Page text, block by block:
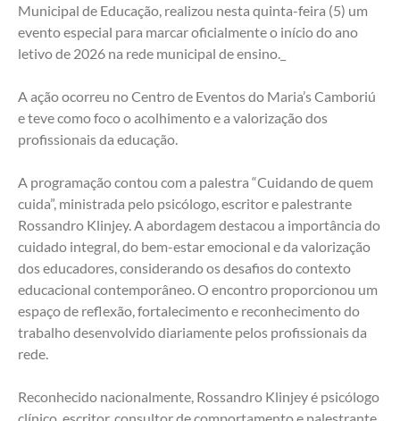
Municipal de Educação, realizou nesta quinta-feira (5) um
evento especial para marcar oficialmente o início do ano
letivo de 2026 na rede municipal de ensino._
A ação ocorreu no Centro de Eventos do Maria’s Camboriú
e teve como foco o acolhimento e a valorização dos
profissionais da educação.
A programação contou com a palestra “Cuidando de quem
cuida”, ministrada pelo psicólogo, escritor e palestrante
Rossandro Klinjey. A abordagem destacou a importância do
cuidado integral, do bem-estar emocional e da valorização
dos educadores, considerando os desafios do contexto
educacional contemporâneo. O encontro proporcionou um
espaço de reflexão, fortalecimento e reconhecimento do
trabalho desenvolvido diariamente pelos profissionais da
rede.
Reconhecido nacionalmente, Rossandro Klinjey é psicólogo